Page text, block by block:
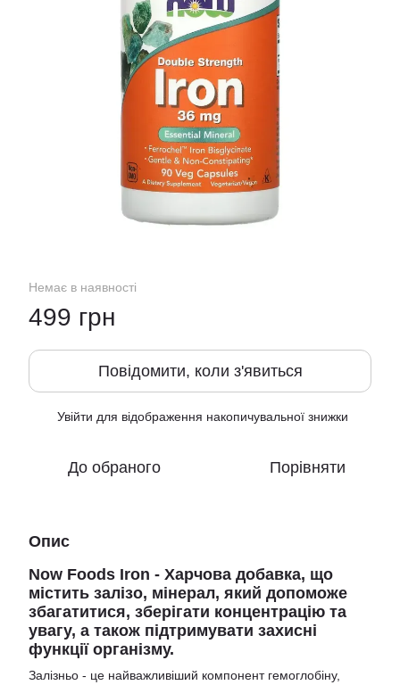
Немає в наявності
499 грн
Повідомити, коли з'явиться
Увійти для відображення накопичувальної знижки
До обраного Порівняти
Опис
Now Foods Iron - Харчова добавка, що
містить залізо, мінерал, який допоможе
збагатитися, зберігати концентрацію та
увагу, а також підтримувати захисні
функції організму.
Залізньо - це найважливіший компонент гемоглобіну,